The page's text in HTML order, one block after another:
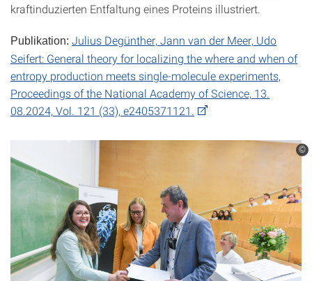
kraftinduzierten Entfaltung eines Proteins illustriert.
Publikation: Julius Degünther, Jann van der Meer, Udo
Seifert: General theory for localizing the where and when of
entropy production meets single-molecule experiments,
Proceedings of the National Academy of Science, 13.
08.2024, Vol. 121 (33), e2405371121.
©